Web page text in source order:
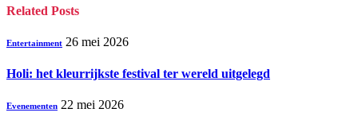
Related Posts
Entertainment 26 mei 2026
Holi: het kleurrijkste festival ter wereld uitgelegd
Evenementen 22 mei 2026